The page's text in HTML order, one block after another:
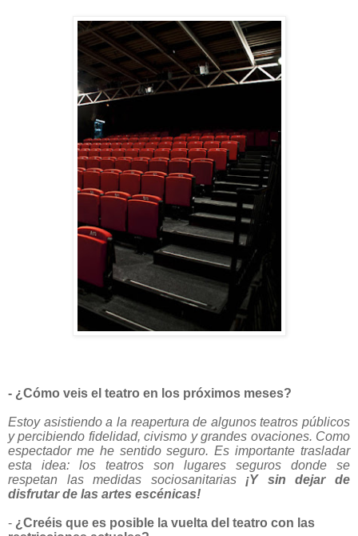
- ¿Cómo veis el teatro en los próximos meses?
Estoy asistiendo a la reapertura de algunos teatros públicos
y percibiendo fidelidad, civismo y grandes ovaciones. Como
espectador me he sentido seguro. Es importante trasladar
esta idea: los teatros son lugares seguros donde se
respetan las medidas sociosanitarias ¡Y sin dejar de
disfrutar de las artes escénicas!
- ¿Creéis que es posible la vuelta del teatro con las